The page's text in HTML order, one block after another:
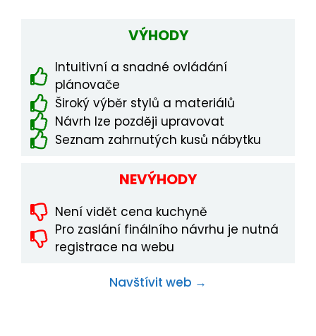
VÝHODY
Intuitivní a snadné ovládání
plánovače
Široký výběr stylů a materiálů
Návrh lze později upravovat
Seznam zahrnutých kusů nábytku
NEVÝHODY
Není vidět cena kuchyně
Pro zaslání finálního návrhu je nutná
registrace na webu
Navštívit web →